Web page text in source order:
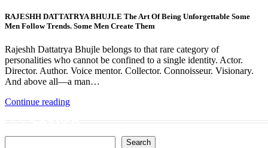
RAJESHH DATTATRYA BHUJLE The Art Of Being Unforgettable Some
Men Follow Trends. Some Men Create Them
Rajeshh Dattatrya Bhujle belongs to that rare category of
personalities who cannot be confined to a single identity. Actor.
Director. Author. Voice mentor. Collector. Connoisseur. Visionary.
And above all—a man…
Continue reading
Search